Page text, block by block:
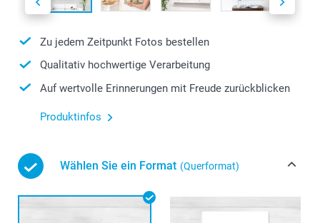
Zu jedem Zeitpunkt Fotos bestellen
Qualitativ hochwertige Verarbeitung
Auf wertvolle Erinnerungen mit Freude zurückblicken
Produktinfos
Wählen Sie ein Format (Querformat)